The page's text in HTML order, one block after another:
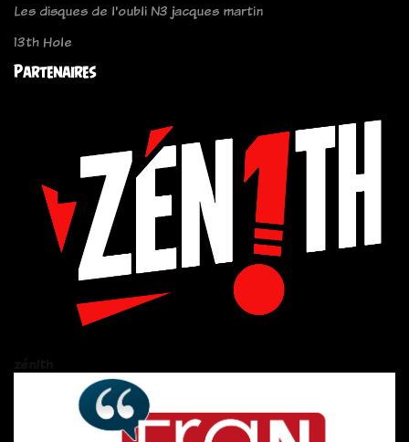
Les disques de l'oubli N3 jacques martin
13th Hole
Partenaires